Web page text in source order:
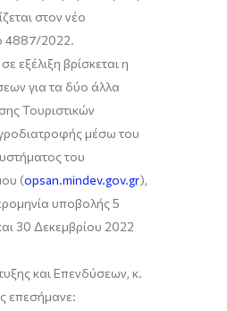
στον νέο
4887/2022.
σε εξέλιξη βρίσκεται η
για τα δύο άλλα
Τουριστικών
διατροφής μέσω του
του
(opsan.mindev.gov.gr),
υποβολής 5
30 Δεκεμβρίου 2022
και Επενδύσεων, κ.
επεσήμανε: